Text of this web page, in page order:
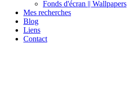
Fonds d'écran || Wallpapers
Mes recherches
Blog
Liens
Contact